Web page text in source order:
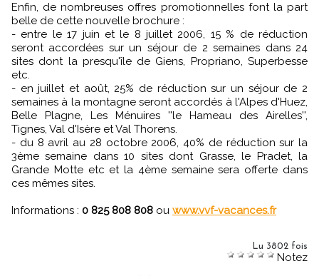
Enfin, de nombreuses offres promotionnelles font la part
belle de cette nouvelle brochure :
- entre le 17 juin et le 8 juillet 2006, 15 % de réduction
seront accordées sur un séjour de 2 semaines dans 24
sites dont la presqu'île de Giens, Propriano, Superbesse
etc.
- en juillet et août, 25% de réduction sur un séjour de 2
semaines à la montagne seront accordés à l'Alpes d'Huez,
Belle Plagne, Les Ménuires ''le Hameau des Airelles'',
Tignes, Val d'Isère et Val Thorens.
- du 8 avril au 28 octobre 2006, 40% de réduction sur la
3ème semaine dans 10 sites dont Grasse, le Pradet, la
Grande Motte etc et la 4ème semaine sera offerte dans
ces mêmes sites.
Informations : 0 825 808 808 ou www.vvf-vacances.fr
Lu 3802 fois
Notez